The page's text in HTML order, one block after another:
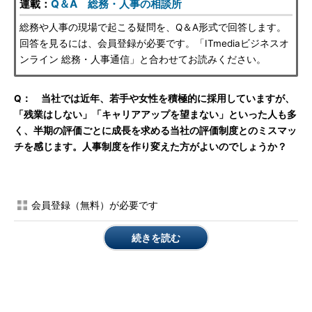
連載： Q＆A 総務・人事の相談所
総務や人事の現場で起こる疑問を、Q＆A形式で回答します。
回答を見るには、会員登録が必要です。「ITmediaビジネスオ
ンライン 総務・人事通信」と合わせてお読みください。
Q： 当社では近年、若手や女性を積極的に採用していますが、
「残業はしない」「キャリアアップを望まない」といった人も多
く、半期の評価ごとに成長を求める当社の評価制度とのミスマッ
チを感じます。人事制度を作り変えた方がよいのでしょうか？
会員登録（無料）が必要です
続きを読む